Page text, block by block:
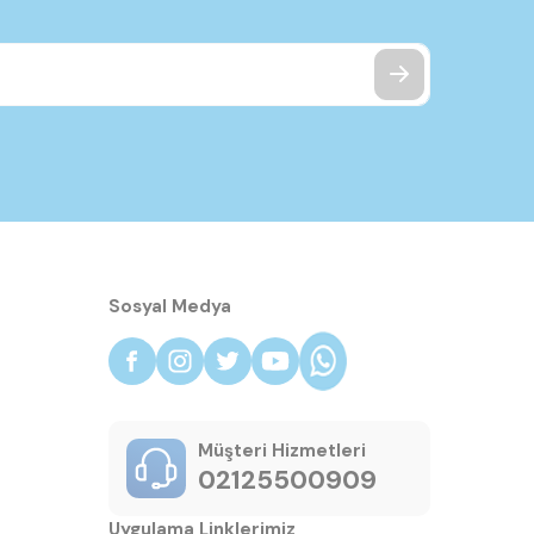
Sosyal Medya
Müşteri Hizmetleri
02125500909
Uygulama Linklerimiz